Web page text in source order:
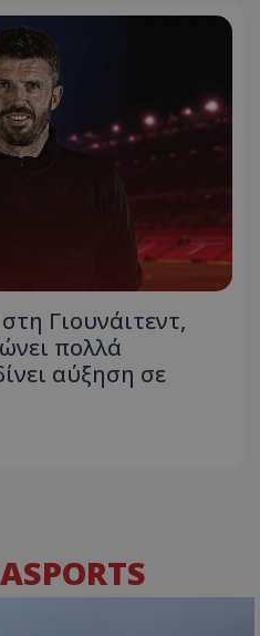
Γιουνάιτεντ,
πολλά
αύξηση σε